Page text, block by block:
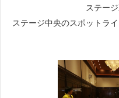
ステー
ステージ中央のスポットラ